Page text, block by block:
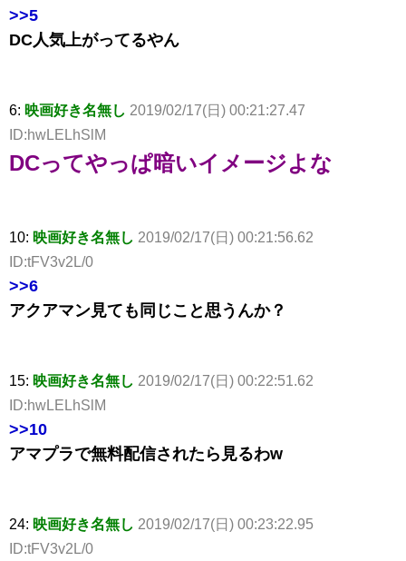
>>5
DC人気上がってるやん
6: 映画好き名無し 2019/02/17(日) 00:21:27.47
ID:hwLELhSlM
DCってやっぱ暗いイメージよな
10: 映画好き名無し 2019/02/17(日) 00:21:56.62
ID:tFV3v2L/0
>>6
アクアマン見ても同じこと思うんか？
15: 映画好き名無し 2019/02/17(日) 00:22:51.62
ID:hwLELhSlM
>>10
アマプラで無料配信されたら見るわw
24: 映画好き名無し 2019/02/17(日) 00:23:22.95
ID:tFV3v2L/0